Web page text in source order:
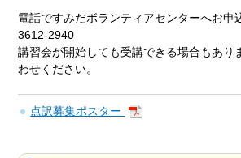
電話ですみだボランティアセンターへお
3612-2940
講習会が開始しても受講できる場合もあり
わせください。
点訳募集ポスター